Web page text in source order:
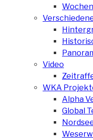
Video
WKA
Alpha
Global